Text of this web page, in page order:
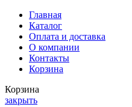
Главная
Каталог
Оплата и доставка
О компании
Контакты
Корзина
Корзина
закрыть